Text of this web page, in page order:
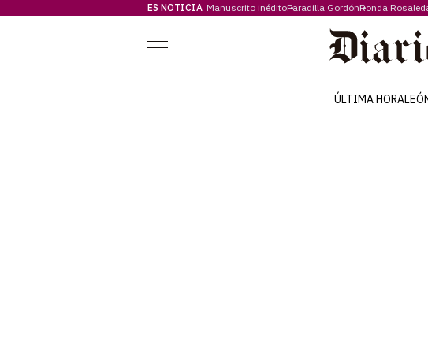
ES NOTICIA Manuscrito inéditoParadilla GordónRonda
Menú
ÚLTIMA HORA